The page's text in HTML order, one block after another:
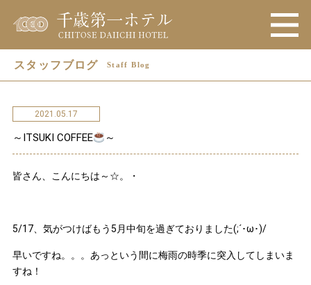
スタッフブログ Staff Blog
2021.05.17
～ITSUKI COFFEE ～
皆さん、こんにちは～☆。・
5/17、気がつけばもう5月中旬を過ぎておりました(;´･ω･)/
早いですね。。。あっという間に梅雨の時季に突入してしまいま
すね！